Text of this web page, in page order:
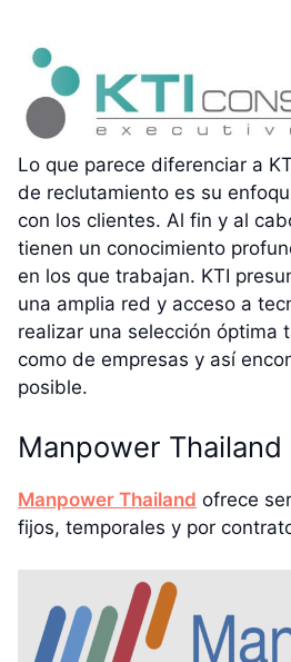
Lo que parece diferenciar a
de reclutamiento es su
con los clientes. Al fin y al
tienen un conocimiento
en los que trabajan. KTI
una amplia red y acceso a
realizar una selección óptima
como de empresas y así
posible.
Manpower Thailand
Manpower Thailand ofrece
fijos, temporales y por